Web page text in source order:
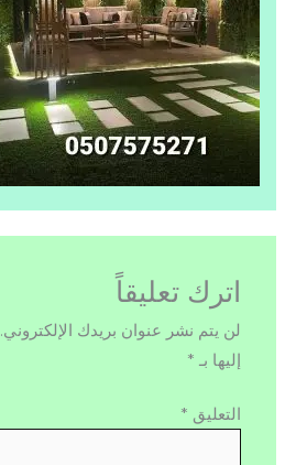
اترك تعليقاً
لن يتم نشر عنوان بريدك الإلكتروني.
إليها بـ *
التعليق *